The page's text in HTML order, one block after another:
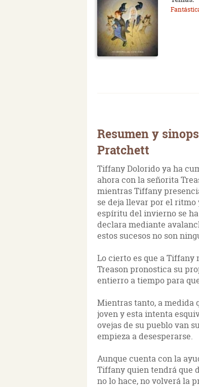
Resumen y
Pratchett
Tiffany Dolorido ya ha
ahora con la señorita
mientras Tiffany
se deja llevar por el ritmo
espíritu del invierno se
declara mediante
estos sucesos no son
Lo cierto es que a
Treason pronostica su
entierro a tiempo para
Mientras tanto, a medida
joven y esta intenta
ovejas de su pueblo van
empieza a desesperarse.
Aunque cuenta con la
Tiffany quien tendrá que
no lo hace, no volverá la